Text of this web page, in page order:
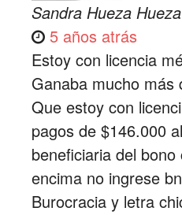
Sandra Hueza Hueza
5 años atrás
Estoy con licencia
Ganaba mucho más
Que estoy con
pagos de $146.000
beneficiaria del
encima no ingrese
Burocracia y letra